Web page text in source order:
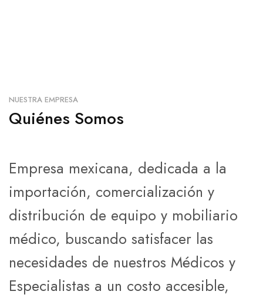
NUESTRA EMPRESA
Quiénes Somos
Empresa mexicana, dedicada a la
importación, comercialización y
distribución de equipo y mobiliario
médico, buscando satisfacer las
necesidades de nuestros Médicos y
Especialistas a un costo accesible,